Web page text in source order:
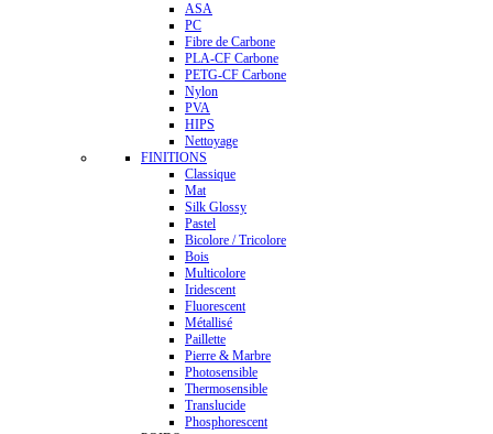
ASA
PC
Fibre de Carbone
PLA-CF Carbone
PETG-CF Carbone
Nylon
PVA
HIPS
Nettoyage
FINITIONS
Classique
Mat
Silk Glossy
Pastel
Bicolore / Tricolore
Bois
Multicolore
Iridescent
Fluorescent
Métallisé
Paillette
Pierre & Marbre
Photosensible
Thermosensible
Translucide
Phosphorescent